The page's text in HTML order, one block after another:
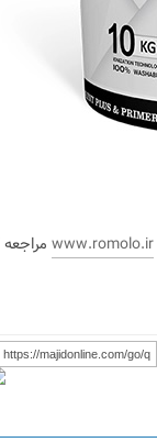
www.romolo.ir